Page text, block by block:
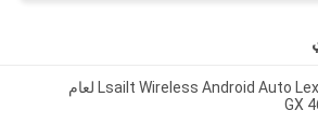
Lsailt Wireless Android Auto Lexus Carplay Interface لعام